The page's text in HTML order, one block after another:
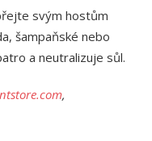
svým hostům
šampaňské nebo
a neutralizuje sůl.
,